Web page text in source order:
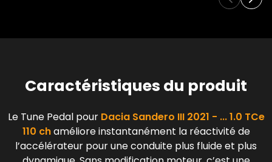
Caractéristiques du produit
Le Tune Pedal pour Dacia Sandero III 2021 - ... 1.0 TCe
110 chaméliore instantanément la réactivité de
l’accélérateur pour une conduite plus fluide et plus